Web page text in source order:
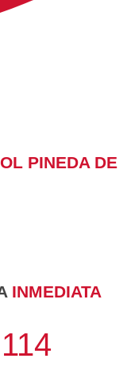
PINEDA DE
INMEDIATA